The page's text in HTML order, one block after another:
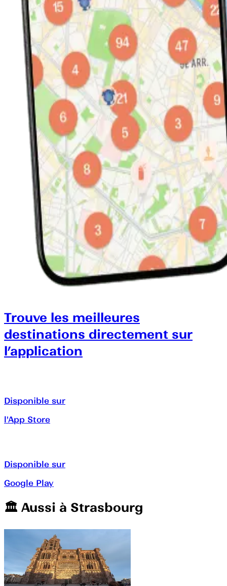
Trouve les meilleures
destinations directement sur
l’application
Disponible sur
l'App Store
Disponible sur
Google Play
🏛️️ Aussi à Strasbourg